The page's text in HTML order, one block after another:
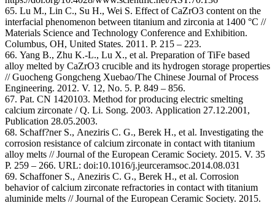
65. Lu M., Lin C., Su H., Wei S. Effect of CaZrO3 content on the
interfacial phenomenon between titanium and zirconia at 1400 °C //
Materials Science and Technology Conference and Exhibition.
Columbus, OH, United States. 2011. P. 215 – 223.
66. Yang B., Zhu K.-L., Lu X., et al. Preparation of TiFe based
alloy melted by CaZrO3 crucible and its hydrogen storage properties
// Guocheng Gongcheng Xuebao/The Chinese Journal of Process
Engineering. 2012. V. 12, No. 5. P. 849 – 856.
67. Pat. CN 1420103. Method for producing electric smelting
calcium zirconate / Q. Li. Song. 2003. Application 27.12.2001,
Publication 28.05.2003.
68. Schaff?ner S., Aneziris C. G., Berek H., et al. Investigating the
corrosion resistance of calcium zirconate in contact with titanium
alloy melts // Journal of the European Ceramic Society. 2015. V. 35
P. 259 – 266. URL: doi:10.1016/j.jeurceramsoc.2014.08.031
69. Schaffoner S., Aneziris C. G., Berek H., et al. Corrosion
behavior of calcium zirconate refractories in contact with titanium
aluminide melts // Journal of the European Ceramic Society. 2015.